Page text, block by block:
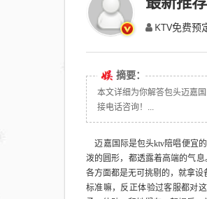
KTV免费预
摘要：
本文详细为你解答包头迈嘉
接电话咨询！...
迈嘉国际是包头ktv陪唱便宜
泼的圆形，都透露着高端的气
各方面都是无可挑剔的，就拿
标准嘛，反正体验过客服都对